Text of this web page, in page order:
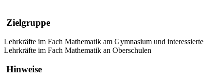
Zielgruppe
Lehrkräfte im Fach Mathematik am Gymnasium und interessierte
Lehrkräfte im Fach Mathematik an Oberschulen
Hinweise